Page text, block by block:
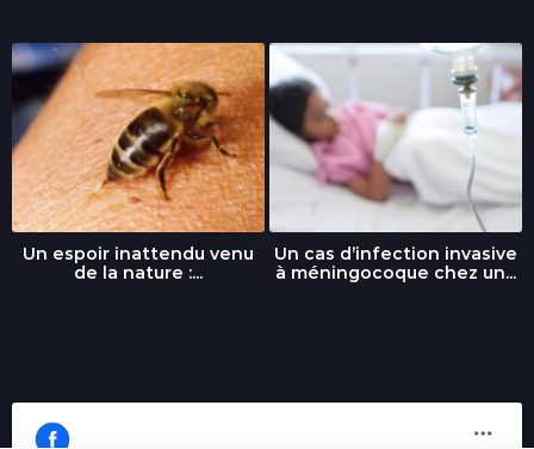
Un espoir inattendu venu
de la nature :...
Un cas d’infection invasive
à méningocoque chez un...